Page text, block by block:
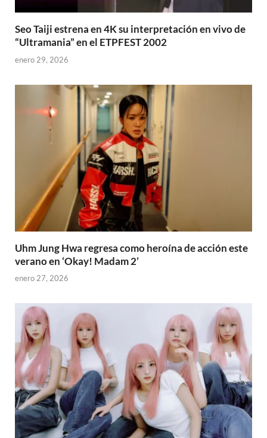
Seo Taiji estrena en 4K su interpretación en vivo de
“Ultramania” en el ETPFEST 2002
enero 29, 2026
Uhm Jung Hwa regresa como heroína de acción este
verano en ‘Okay! Madam 2’
enero 27, 2026